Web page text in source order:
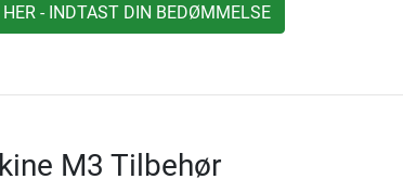
- INDTAST DIN BEDØMMELSE
M3 Tilbehør